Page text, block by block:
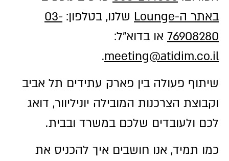
באתר ה-Lounge
שלנו, בטלפון: 03-
76908280 או בדוא"ל:
meeting@atidim.co.il
.
שיתוף פעולה בין פארק עתידים תל אביב
וקבוצת הצרכנות המובילה יוניליוור, דואג
לכם ולעובדים שלכם במשרד ובבית.
כמו תמיד, אנו חושבים איך להכניס את